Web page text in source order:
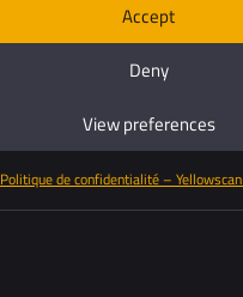
Accept
Deny
View preferences
Politique de confidentialité –